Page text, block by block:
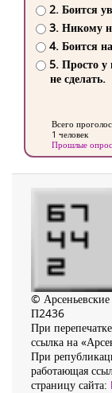
2. Боится
3. Никому
4. Боится
5. Просто у
не сделать.
Всего
1 человек
Прошлые
©
П2436
При
ссылка на
При
работающая
страницу сайта: